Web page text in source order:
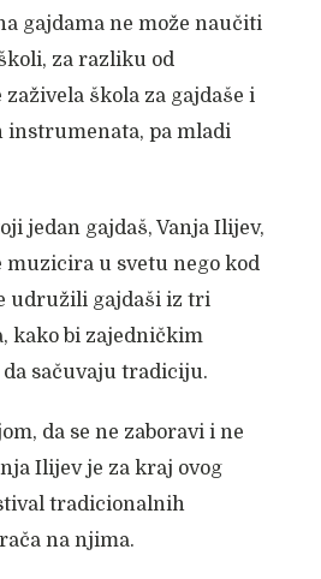
gajdama ne može naučiti
za razliku od
škola za gajdaše i
instrumenata, pa mladi
jedan gajdaš, Vanja Ilijev,
muzicira u svetu nego kod
udružili gajdaši iz tri
kako bi zajedničkim
sačuvaju tradiciju.
da se ne zaboravi i ne
Ilijev je za kraj ovog
tradicionalnih
na njima.